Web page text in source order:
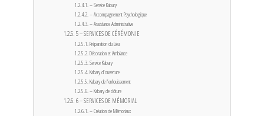
– Service Kabary
– Accompagnement Psychologique
– Assistance Administrative
5 – SERVICES DE CÉRÉMONIE
Préparation du Lieu
Décoration et Ambiance
Service Kabary
Kabary d’ouverture
Kabary de l’enfouissement
– Kabary de clôture
6 – SERVICES DE MÉMORIAL
– Création de Mémoriaux